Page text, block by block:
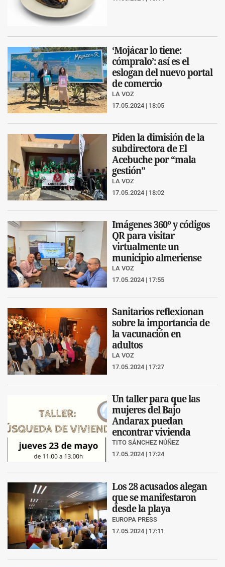
‘Mojácar lo tiene:
cómpralo’: así es el
eslogan del nuevo portal
de comercio
LA VOZ
17.05.2024 | 18:05
Piden la dimisión de la
subdirectora de El
Acebuche por “mala
gestión”
LA VOZ
17.05.2024 | 18:02
Imágenes 360º y códigos
QR para visitar
virtualmente un
municipio almeriense
LA VOZ
17.05.2024 | 17:55
Sanitarios reflexionan
sobre la importancia de
la vacunación en
adultos
LA VOZ
17.05.2024 | 17:27
Un taller para que las
mujeres del Bajo
Andarax puedan
encontrar vivienda
TITO SÁNCHEZ NÚÑEZ
17.05.2024 | 17:24
Los 28 acusados alegan
que se manifestaron
desde la playa
EUROPA PRESS
17.05.2024 | 17:11